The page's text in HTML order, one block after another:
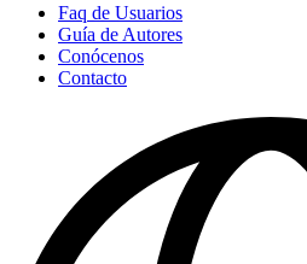
Faq de Usuarios
Guía de Autores
Conócenos
Contacto